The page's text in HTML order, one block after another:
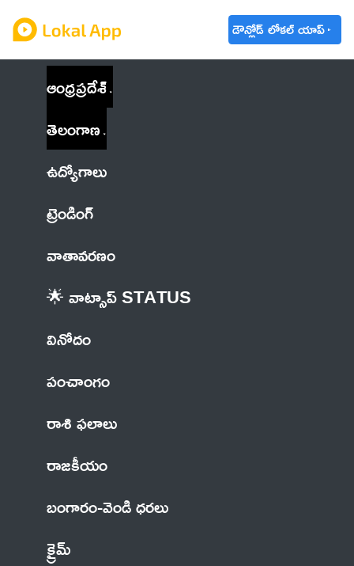
డౌన్లోడ్ లోకల్ యాప్
ఆంధ్రప్రదేశ్
తెలంగాణ
ఉద్యోగాలు
ట్రెండింగ్
వాతావరణం
🌟 వాట్సాప్ STATUS
వినోదం
పంచాంగం
రాశి ఫలాలు
రాజకీయం
బంగారం-వెండి ధరలు
క్రైమ్